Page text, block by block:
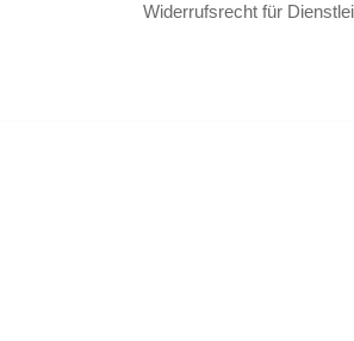
Widerrufsrecht für